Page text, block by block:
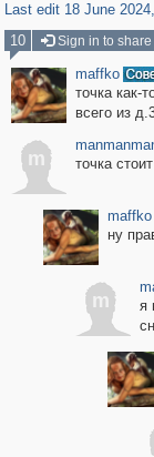
Last edit 18 June
10
Sign in to
maffko
точка как-
всего из
m точка
maffko
ну
m
я